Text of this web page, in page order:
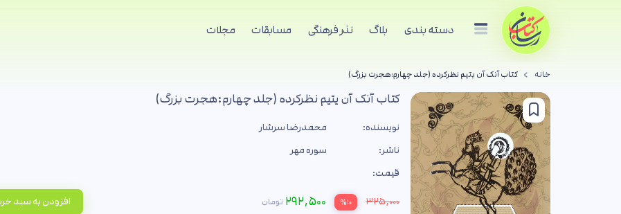
دسته بندی بلاگ نذر فرهنگی مسابقات مجلات
خانه کتاب آنک آن یتیم نظرکرده (جلد چهارم:هجرت بزرگ)
کتاب آنک آن یتیم نظرکرده (جلد چهارم:هجرت بزرگ)
نویسنده:
محمدرضا سرشار
ناشر:
سوره مهر
قیمت:
۳۲۵,۰۰۰ %۱۰ ۲۹۲,۵۰۰ تومان افزودن به سبد